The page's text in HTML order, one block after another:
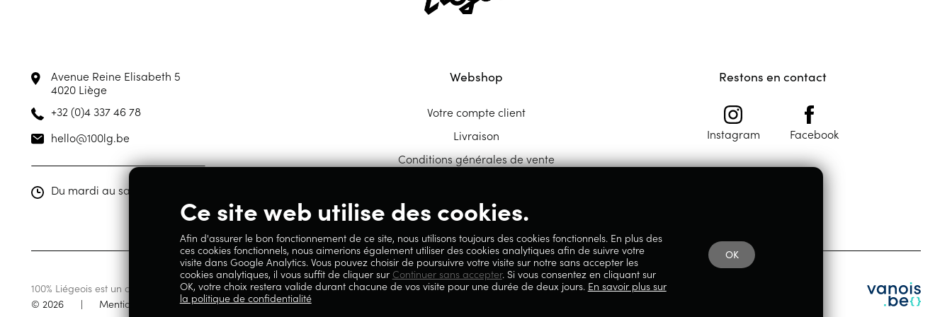
Avenue Reine Elisabeth 5
4020 Liège
+32 (0)4 337 46 78
hello@100lg.be
Du mardi au samedi de 10h00 à 19h00
Webshop
Votre compte client
Livraison
Conditions générales de vente
Restons en contact
Instagram Facebook
100% Liégeois est un concept de la société Geoby SRL, TVA BE0759.717.658, sise Avenue Reine Elisabeth 5 à 4020 Liège.
© 2026
| Mentions légales | Politique de confidentialité
Ce site web utilise des cookies.
Afin d'assurer le bon fonctionnement de ce site, nous utilisons toujours des cookies fonctionnels. En plus des
ces cookies fonctionnels, nous aimerions également utiliser des cookies analytiques afin de suivre votre
visite dans Google Analytics. Vous pouvez choisir de poursuivre votre visite sur notre sans accepter les
cookies analytiques, il vous suffit de cliquer sur Continuer sans accepter. Si vous consentez en cliquant sur
OK, votre choix restera valide durant chacune de vos visite pour une durée de deux jours. En savoir plus sur
la politique de confidentialité
OK